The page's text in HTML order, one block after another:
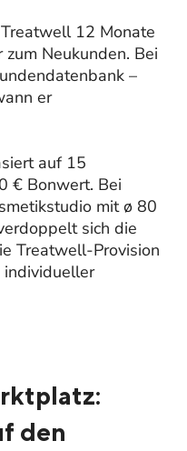
12 Monate
Neukunden. Bei
–
er
auf 15
€ Bonwert. Bei
mit ø 80
sich die
Treatwell-Provision
individueller
den